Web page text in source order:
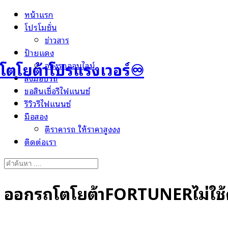
Skip
โตโยต้าโปรแรงเวอร์♾️
หน้าแรก
โปรโมชั่น
ข่าวสาร
ป้ายแดง
จองรถออนไลน์
ส่งมอบรถ
ขอสินเชื่อรีไฟแนนซ์
รีวิวรีไฟแนนซ์
มือสอง
ตีราคารถ ให้ราคาสูงงง
ติดต่อเรา
Search
ออกรถโตโยต้าFORTUNERไม่ใ